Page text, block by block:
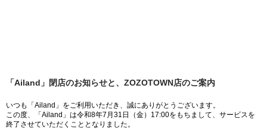
「Ailand」閉店のお知らせと、ZOZOTOWN店のご案内
いつも「Ailand」をご利用いただき、誠にありがとうございます。
この度、「Ailand」は令和8年7月31日（金）17:00をもちまして、サービスを
終了させていただくこととなりました。